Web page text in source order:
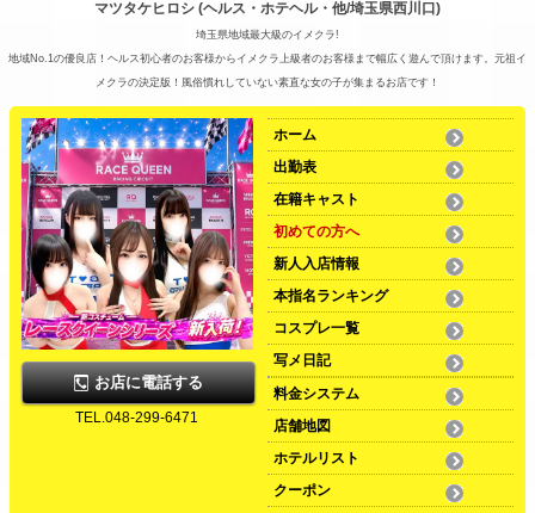
マツタケヒロシ (ヘルス・ホテヘル・他/埼玉県西川口)
埼玉県地域最大級のイメクラ!
地域No.1の優良店！ヘルス初心者のお客様からイメクラ上級者のお客様まで幅広く遊んで頂けます。元祖イ
メクラの決定版！風俗慣れしていない素直な女の子が集まるお店です！
お店に電話する
TEL.048-299-6471
ホーム
出勤表
在籍キャスト
初めての方へ
新人入店情報
本指名ランキング
コスプレ一覧
写メ日記
料金システム
店舗地図
ホテルリスト
クーポン